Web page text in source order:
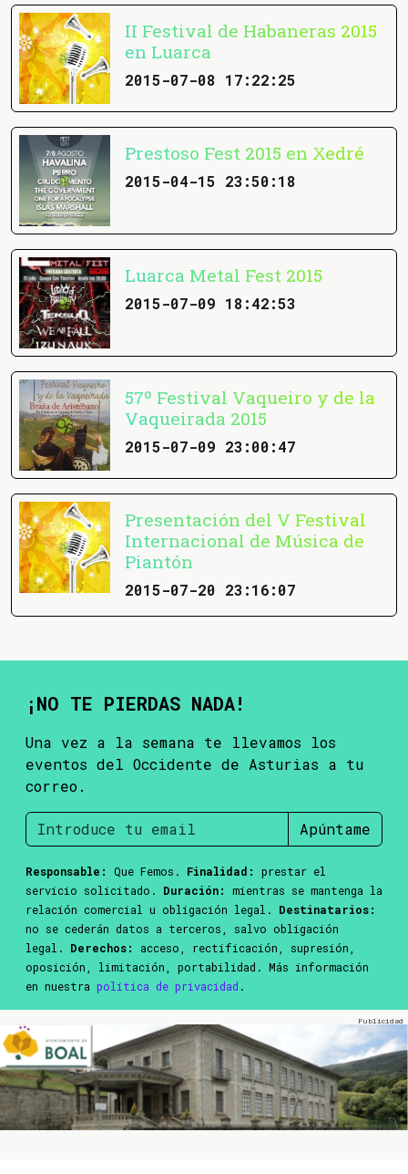
II Festival de Habaneras 2015
en Luarca
2015-07-08 17:22:25
Prestoso Fest 2015 en Xedré
2015-04-15 23:50:18
Luarca Metal Fest 2015
2015-07-09 18:42:53
57º Festival Vaqueiro y de la
Vaqueirada 2015
2015-07-09 23:00:47
Presentación del V Festival
Internacional de Música de
Piantón
2015-07-20 23:16:07
¡NO TE PIERDAS NADA!
Una vez a la semana te llevamos los
eventos del Occidente de Asturias a tu
correo.
Apúntame
Responsable: Que Femos. Finalidad:
prestar el
servicio solicitado. Duración:
mientras se mantenga la
relación comercial u obligación legal. Destinatarios:
no se cederán datos a terceros, salvo obligación
legal. Derechos:
acceso, rectificación, supresión,
oposición, limitación, portabilidad. Más información
en nuestra política de privacidad .